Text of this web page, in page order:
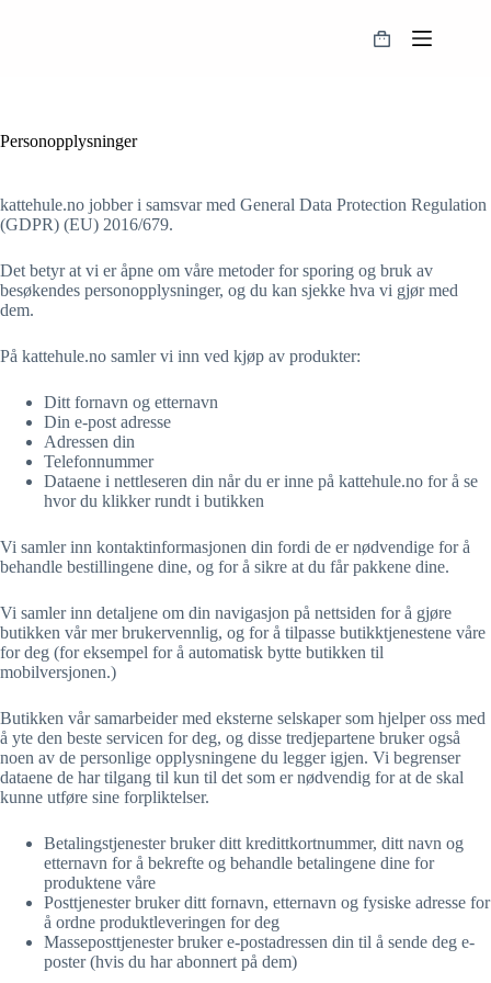
Handlekurv
Personopplysninger
kattehule.no jobber i samsvar med General Data Protection Regulation
(GDPR) (EU) 2016/679.
Det betyr at vi er åpne om våre metoder for sporing og bruk av
besøkendes personopplysninger, og du kan sjekke hva vi gjør med
dem.
På kattehule.no samler vi inn ved kjøp av produkter:
Ditt fornavn og etternavn
Din e-post adresse
Adressen din
Telefonnummer
Dataene i nettleseren din når du er inne på kattehule.no for å se
hvor du klikker rundt i butikken
Vi samler inn kontaktinformasjonen din fordi de er nødvendige for å
behandle bestillingene dine, og for å sikre at du får pakkene dine.
Vi samler inn detaljene om din navigasjon på nettsiden for å gjøre
butikken vår mer brukervennlig, og for å tilpasse butikktjenestene våre
for deg (for eksempel for å automatisk bytte butikken til
mobilversjonen.)
Butikken vår samarbeider med eksterne selskaper som hjelper oss med
å yte den beste servicen for deg, og disse tredjepartene bruker også
noen av de personlige opplysningene du legger igjen. Vi begrenser
dataene de har tilgang til kun til det som er nødvendig for at de skal
kunne utføre sine forpliktelser.
Betalingstjenester bruker ditt kredittkortnummer, ditt navn og
etternavn for å bekrefte og behandle betalingene dine for
produktene våre
Posttjenester bruker ditt fornavn, etternavn og fysiske adresse for
å ordne produktleveringen for deg
Masseposttjenester bruker e-postadressen din til å sende deg e-
poster (hvis du har abonnert på dem)